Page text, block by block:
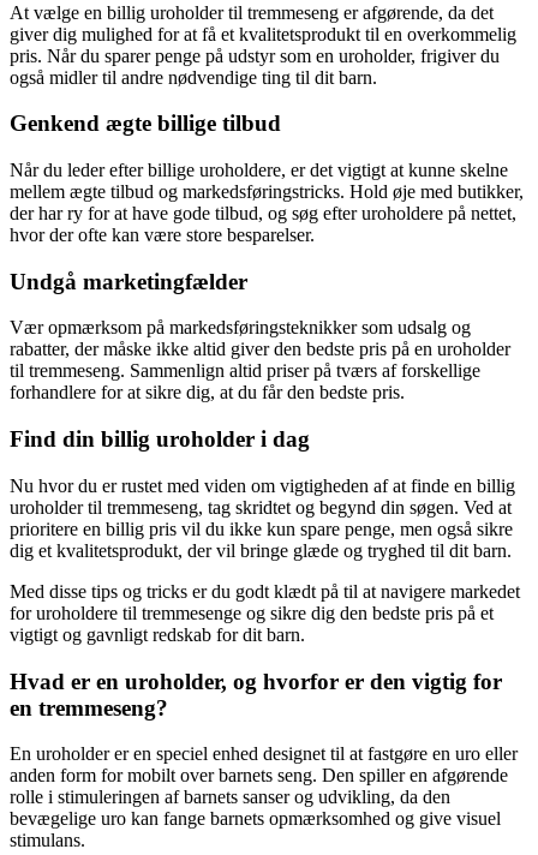
At vælge en billig uroholder til tremmeseng er afgørende, da det
giver dig mulighed for at få et kvalitetsprodukt til en overkommelig
pris. Når du sparer penge på udstyr som en uroholder, frigiver du
også midler til andre nødvendige ting til dit barn.
Genkend ægte billige tilbud
Når du leder efter billige uroholdere, er det vigtigt at kunne skelne
mellem ægte tilbud og markedsføringstricks. Hold øje med butikker,
der har ry for at have gode tilbud, og søg efter uroholdere på nettet,
hvor der ofte kan være store besparelser.
Undgå marketingfælder
Vær opmærksom på markedsføringsteknikker som udsalg og
rabatter, der måske ikke altid giver den bedste pris på en uroholder
til tremmeseng. Sammenlign altid priser på tværs af forskellige
forhandlere for at sikre dig, at du får den bedste pris.
Find din billig uroholder i dag
Nu hvor du er rustet med viden om vigtigheden af at finde en billig
uroholder til tremmeseng, tag skridtet og begynd din søgen. Ved at
prioritere en billig pris vil du ikke kun spare penge, men også sikre
dig et kvalitetsprodukt, der vil bringe glæde og tryghed til dit barn.
Med disse tips og tricks er du godt klædt på til at navigere markedet
for uroholdere til tremmesenge og sikre dig den bedste pris på et
vigtigt og gavnligt redskab for dit barn.
Hvad er en uroholder, og hvorfor er den vigtig for
en tremmeseng?
En uroholder er en speciel enhed designet til at fastgøre en uro eller
anden form for mobilt over barnets seng. Den spiller en afgørende
rolle i stimuleringen af barnets sanser og udvikling, da den
bevægelige uro kan fange barnets opmærksomhed og give visuel
stimulans.